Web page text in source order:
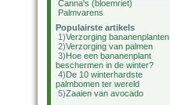
Canna's (bloemriet)
Palmvarens
Populairste artikels
1)Verzorging bananenplanten
2)Verzorging van palmen
3)Hoe een bananenplant
beschermen in de winter?
4)De 10 winterhardste
palmbomen ter wereld
5)Zaaien van avocado